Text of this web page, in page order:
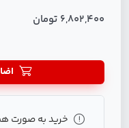
6,802,400 تومان
خرید به صورت